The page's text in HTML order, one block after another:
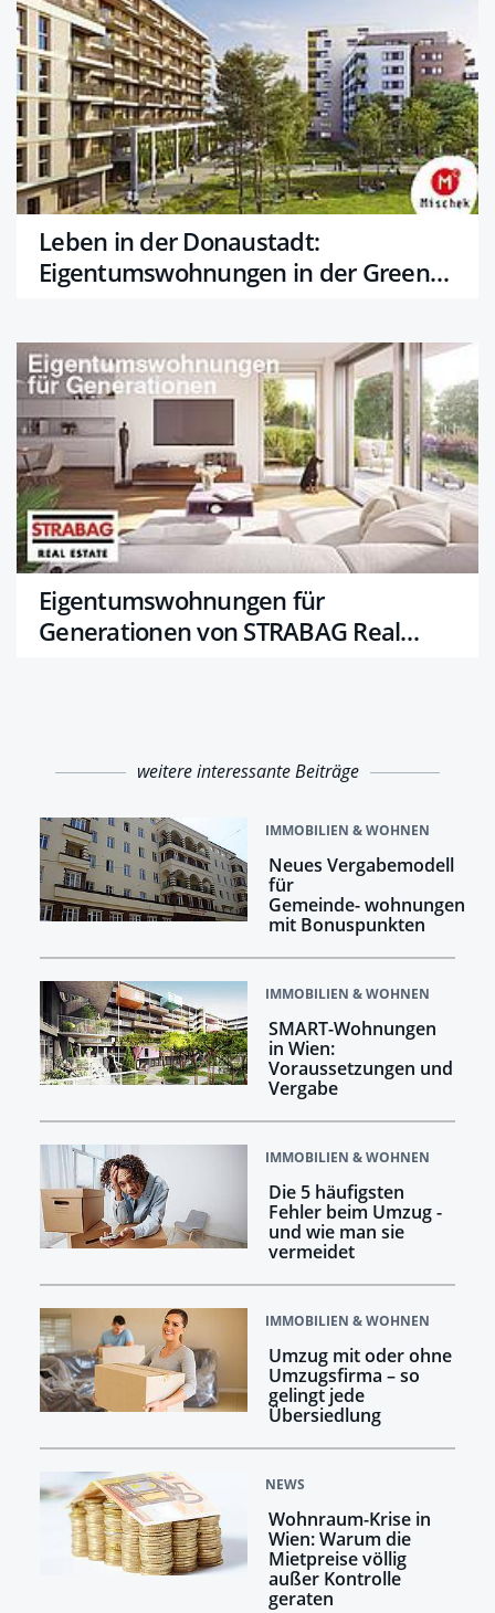
Leben in der Donaustadt:
Eigentumswohnungen in der Green
Eigentumswohnungen für
Generationen von STRABAG Real
weitere interessante Beiträge
IMMOBILIEN & WOHNEN
Neues Vergabemodell
für
Gemeinde- wohnungen
mit Bonuspunkten
IMMOBILIEN & WOHNEN
SMART-Wohnungen
in Wien:
Voraussetzungen und
Vergabe
IMMOBILIEN & WOHNEN
Die 5 häufigsten
Fehler beim Umzug -
und wie man sie
vermeidet
IMMOBILIEN & WOHNEN
Umzug mit oder ohne
Umzugsfirma – so
gelingt jede
Übersiedlung
NEWS
Wohnraum-Krise in
Wien: Warum die
Mietpreise völlig
außer Kontrolle
geraten